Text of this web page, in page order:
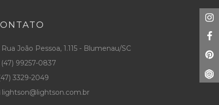
Rua João Pessoa, 1.115 - Blumenau/SC
(47) 99257-0837
3329-2049
lightson@lightson.com.br